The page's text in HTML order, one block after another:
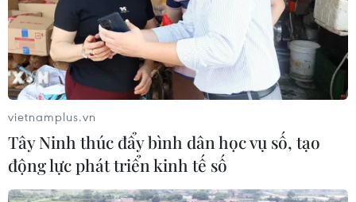
vietnamplus.vn
Tây Ninh thúc đẩy bình dân học vụ số, tạo
động lực phát triển kinh tế số